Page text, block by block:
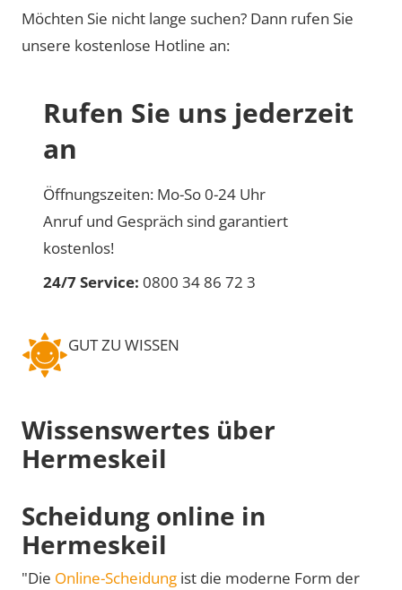
Möchten Sie nicht lange suchen? Dann rufen Sie
unsere kostenlose Hotline an:
Rufen Sie uns jederzeit
an
Öffnungszeiten: Mo-So 0-24 Uhr
Anruf und Gespräch sind garantiert
kostenlos!
24/7 Service: 0800 34 86 72 3
GUT ZU WISSEN
Wissenswertes über
Hermeskeil
Scheidung online in
Hermeskeil
"Die Online-Scheidung ist die moderne Form der